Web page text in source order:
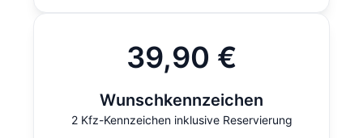
39,90 €
Wunschkennzeichen
2 Kfz-Kennzeichen inklusive Reservierung